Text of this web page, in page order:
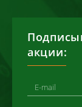
акции: